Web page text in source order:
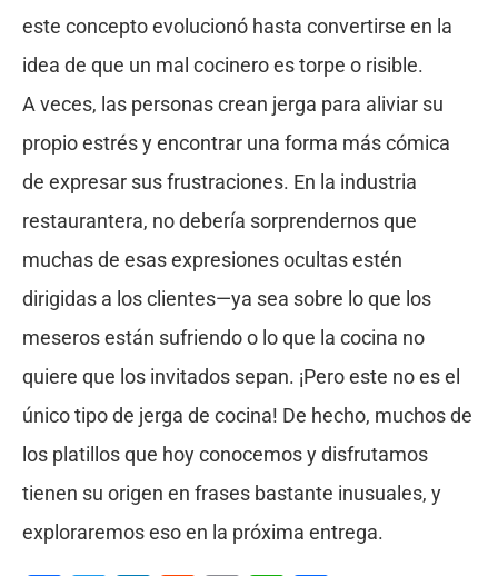
este concepto evolucionó hasta convertirse en la
idea de que un mal cocinero es torpe o risible.
A veces, las personas crean jerga para aliviar su
propio estrés y encontrar una forma más cómica
de expresar sus frustraciones. En la industria
restaurantera, no debería sorprendernos que
muchas de esas expresiones ocultas estén
dirigidas a los clientes—ya sea sobre lo que los
meseros están sufriendo o lo que la cocina no
quiere que los invitados sepan. ¡Pero este no es el
único tipo de jerga de cocina! De hecho, muchos de
los platillos que hoy conocemos y disfrutamos
tienen su origen en frases bastante inusuales, y
exploraremos eso en la próxima entrega.